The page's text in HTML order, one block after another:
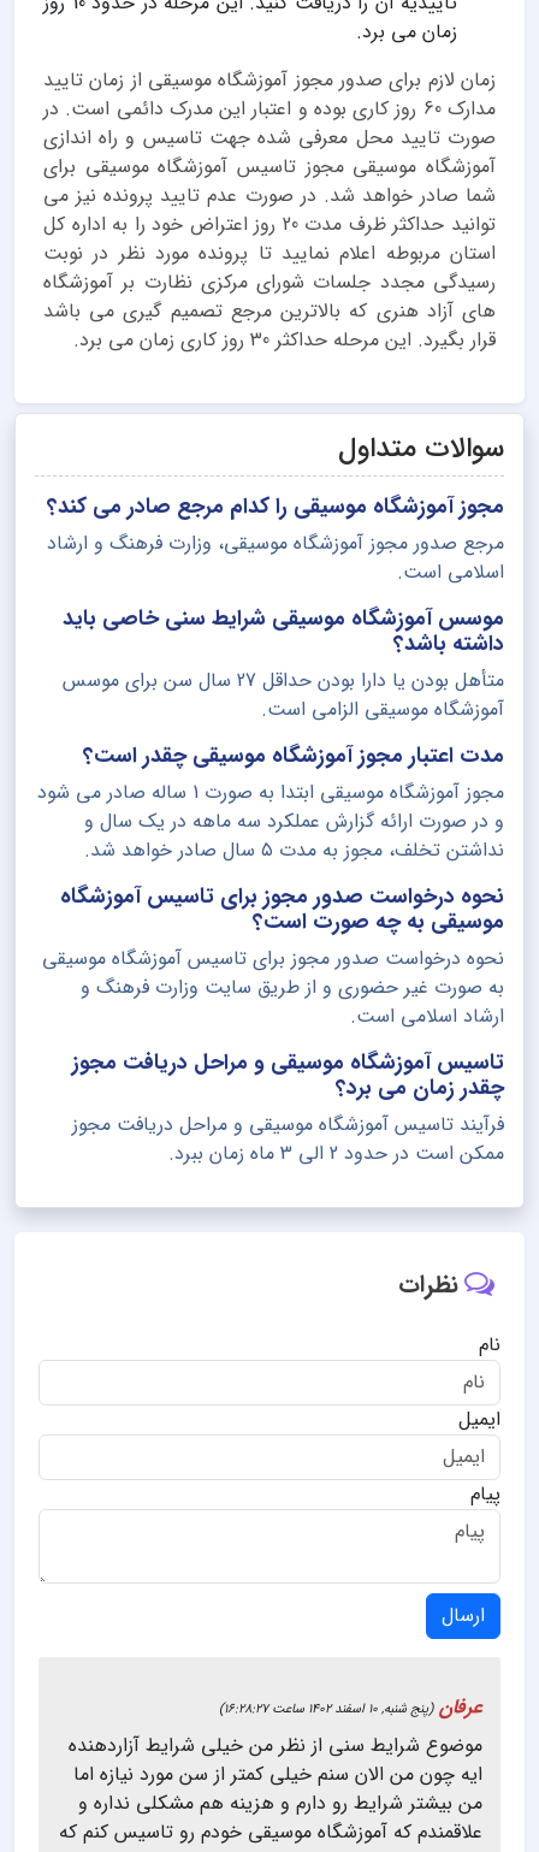
زمان می برد.
زمان لازم برای صدور مجوز آموزشگاه موسیقی از زمان تاييد
مدارک 60 روز کاری بوده و اعتبار این مدرک دائمی است. در
صورت تایید محل معرفی شده جهت تاسیس و راه اندازی
آموزشگاه موسیقی مجوز تاسیس آموزشگاه موسیقی برای
شما صادر خواهد شد. در صورت عدم تایید پرونده نیز می
توانید حداکثر ظرف مدت 20 روز اعتراض خود را به اداره کل
استان مربوطه اعلام نمایید تا پرونده مورد نظر در نوبت
رسیدگی مجدد جلسات شورای مرکزی نظارت بر آموزشگاه
های آزاد هنری که بالاترین مرجع تصمیم گیری می باشد
قرار بگیرد. این مرحله حداکثر 30 روز کاری زمان می برد.
سوالات متداول
مجوز آموزشگاه موسیقی را کدام مرجع صادر می کند؟
مرجع صدور مجوز آموزشگاه موسیقی، وزارت فرهنگ و ارشاد
اسلامی است.
موسس آموزشگاه موسیقی شرایط سنی خاصی باید
داشته باشد؟
متأهل بودن یا دارا بودن حداقل 27 سال سن برای موسس
آموزشگاه موسیقی الزامی است.
مدت اعتبار مجوز آموزشگاه موسیقی چقدر است؟
مجوز آموزشگاه موسیقی ابتدا به صورت 1 ساله صادر می شود
و در صورت ارائه گزارش عملکرد سه ماهه در یک سال و
نداشتن تخلف، مجوز به مدت ۵ سال صادر خواهد شد.
نحوه درخواست صدور مجوز برای تاسیس آموزشگاه
موسیقی به چه صورت است؟
نحوه درخواست صدور مجوز برای تاسیس آموزشگاه موسیقی
به صورت غیر حضوری و از طریق سایت وزارت فرهنگ و
ارشاد اسلامی است.
تاسیس آموزشگاه موسیقی و مراحل دریافت مجوز
چقدر زمان می برد؟
فرآیند تاسیس آموزشگاه موسیقی و مراحل دریافت مجوز
ممکن است در حدود 2 الی 3 ماه زمان ببرد.
نظرات
نام
ایمیل
پیام
ارسال
عرفان (پنج شنبه, 10 اسفند 1402 ساعت 16:28:27)
موضوع شرایط سنی از نظر من خیلی شرایط آزاردهنده
ایه چون من الان سنم خیلی کمتر از سن مورد نیازه اما
من بیشتر شرایط رو دارم و هزینه هم مشکلی نداره و
علاقمندم که آموزشگاه موسیقی خودم رو تاسیس کنم که